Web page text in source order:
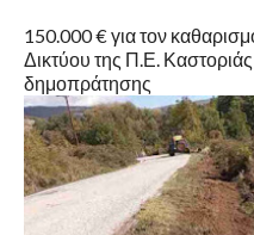
150.000 € για τον
Δικτύου της Π.Ε.
δημοπράτησης